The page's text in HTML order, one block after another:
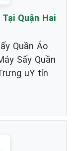
Quận Hai
Quần Áo
Sấy Quần
uY tín